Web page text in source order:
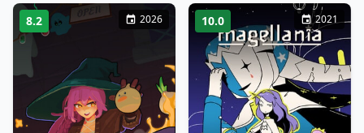
8.2 2026 10.0 2021